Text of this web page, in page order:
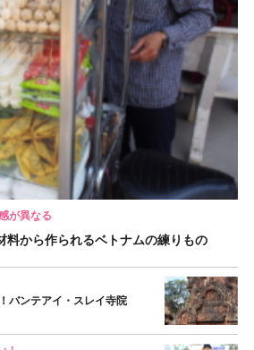
が異なる
料から作られるベトナムの練りもの
バンテアイ・スレイ寺院